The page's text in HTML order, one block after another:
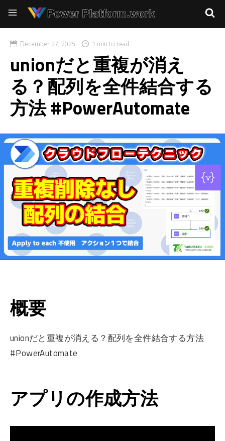
December 27, 2025 1 min to read
unionだと重複が消え
る？配列を全件結合する
方法 #PowerAutomate
概要
unionだと重複が消える？配列を全件結合する方法
#PowerAutomate
アプリの作成方法